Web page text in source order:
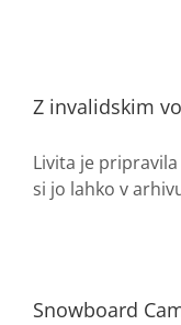
Z invalidskim
Livita je
si jo lahko v
Snowboard